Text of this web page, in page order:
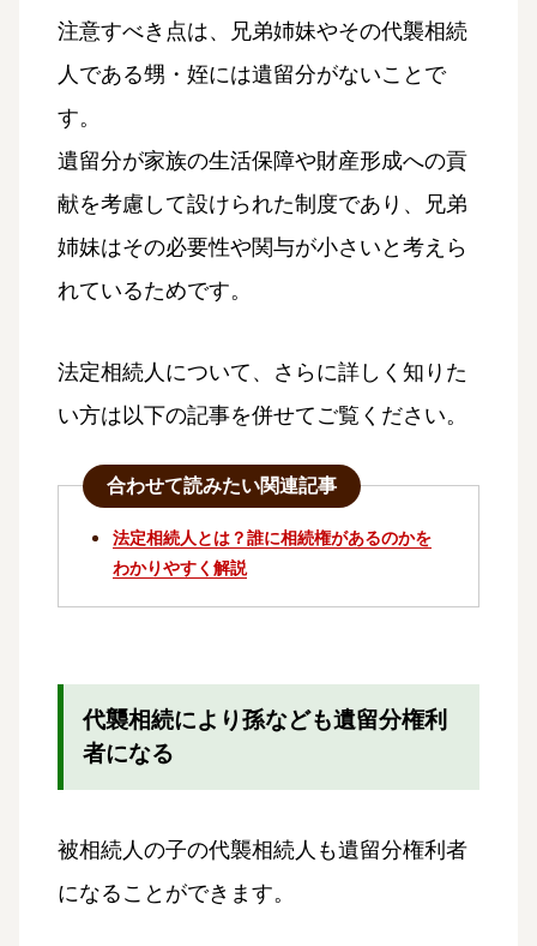
注意すべき点は、兄弟姉妹やその代襲相続
人である甥・姪には遺留分がないことで
す。
遺留分が家族の生活保障や財産形成への貢
献を考慮して設けられた制度であり、兄弟
姉妹はその必要性や関与が小さいと考えら
れているためです。
法定相続人について、さらに詳しく知りた
い方は以下の記事を併せてご覧ください。
合わせて読みたい関連記事
法定相続人とは？誰に相続権があるのかを
わかりやすく解説
代襲相続により孫なども遺留分権利
者になる
被相続人の子の代襲相続人も遺留分権利者
になることができます。